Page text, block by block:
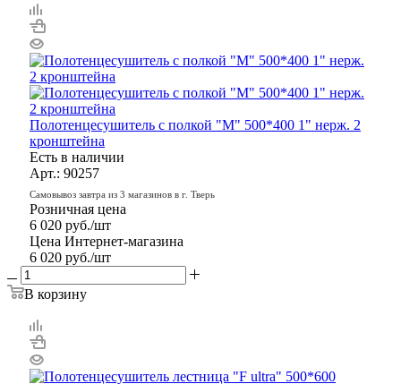
Полотенцесушитель с полкой "М" 500*400 1" нерж. 2
кронштейна
Есть в наличии
Арт.: 90257
Самовывоз завтра из 3 магазинов в г. Тверь
Розничная цена
6 020 руб./шт
Цена Интернет-магазина
6 020 руб./шт
В корзину